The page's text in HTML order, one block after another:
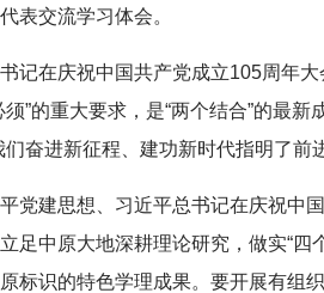
表交流学习体会。
记在庆祝中国共产党成立105周年
”的重大要求，是“两个结合”的最
奋进新征程、建功新时代指明了前
党建思想、习近平总书记在庆祝中
足中原大地深耕理论研究，做实“
标识的特色学理成果。要开展有组